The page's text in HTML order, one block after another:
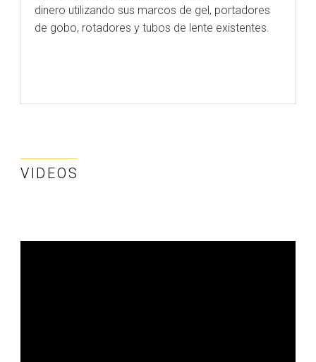
dinero utilizando sus marcos de gel, portadores
de gobo, rotadores y tubos de lente existentes.
VIDEOS